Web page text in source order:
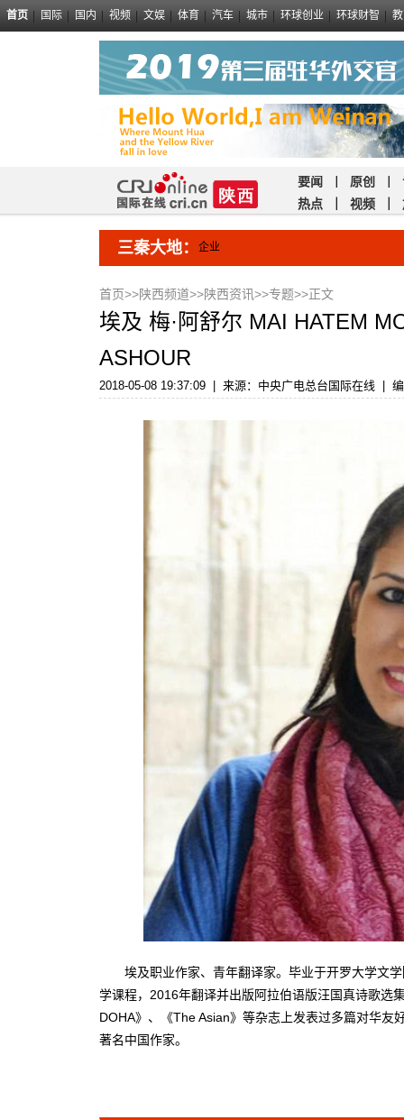
首页 国际 国内 视频 文娱 体育 汽车 城市 环球创业 环球财智
要闻 原创
热点
视频
三秦大地： 企业
首页>>陕西频道>>陕西资讯>>专题>>正文
埃及 梅·阿舒尔 MAI HATEM
ASHOUR
2018-05-08 19:37:09 来源：中央广电总台国际在线
埃及职业作家、青年翻译家。毕业于开罗大学文学
学课程，2016年翻译并出版阿拉伯语版汪国真诗歌选
DOHA》、《The Asian》等杂志上发表过多篇对华友
著名中国作家。